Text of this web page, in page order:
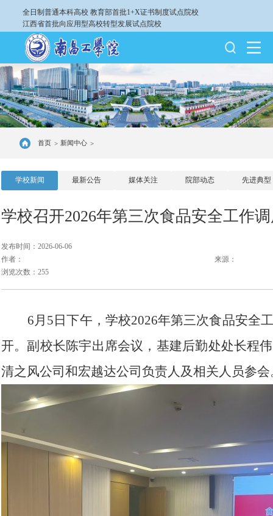
全日制普通本科高校 教育部首批1+X证书制度试点院校
江西省首批向应用型高校转型发展试点院校
首页 > 新闻中心 >
学校新闻 最新公告 媒体关注 院部动态 先进典型
学校召开2026年第三次食品安全工作
发布时间：2026-06-06
作者：
来源：
浏览次数：255
6月5日下午，学校2026年第三次食品安全
开。副校长陈宇出席会议，基建后勤处处长程
清之风公司和宏越达公司负责人及相关人员参会